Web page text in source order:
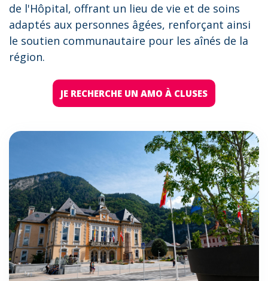
de l'Hôpital, offrant un lieu de vie et de soins
adaptés aux personnes âgées, renforçant ainsi
le soutien communautaire pour les aînés de la
région.
JE RECHERCHE UN AMO À CLUSES